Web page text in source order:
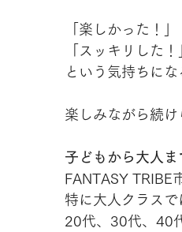
「楽しかった！」
「スッキリした！
という気持ちにな
楽しみながら続け
子どもから大人ま
FANTASY TRIBE
特に大人クラスで
20代、30代、40